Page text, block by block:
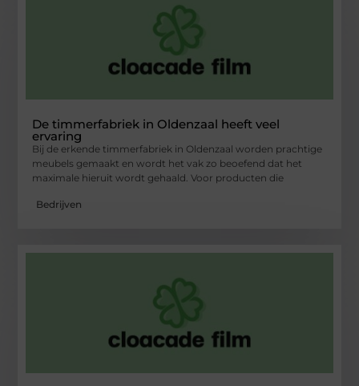
De timmerfabriek in Oldenzaal heeft veel
ervaring
Bij de erkende timmerfabriek in Oldenzaal worden prachtige
meubels gemaakt en wordt het vak zo beoefend dat het
maximale hieruit wordt gehaald. Voor producten die
Bedrijven